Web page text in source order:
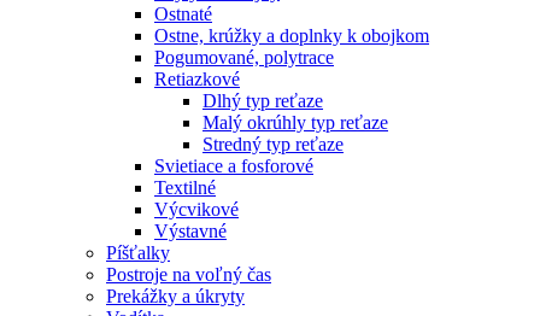
Ostnaté
Ostne, krúžky a doplnky k obojkom
Pogumované, polytrace
Retiazkové
Dlhý typ reťaze
Malý okrúhly typ reťaze
Stredný typ reťaze
Svietiace a fosforové
Textilné
Výcvikové
Výstavné
Píšťalky
Postroje na voľný čas
Prekážky a úkryty